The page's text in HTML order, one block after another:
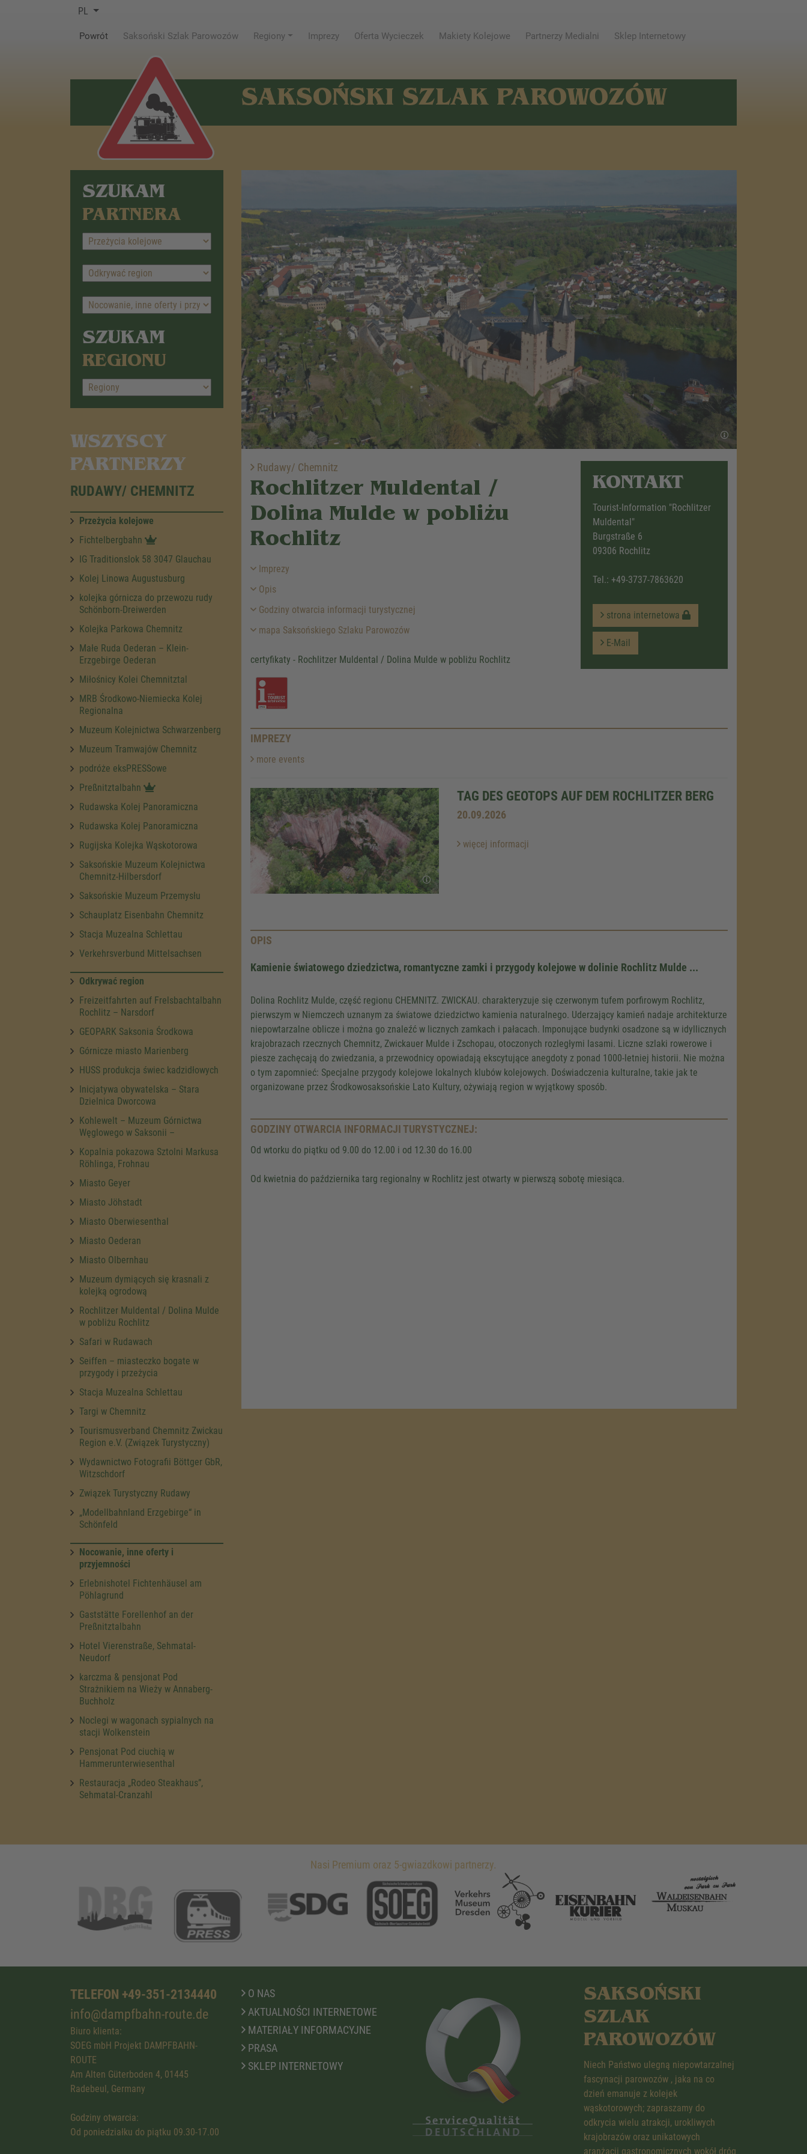
PL
Powrót (current)
Saksoński Szlak Parowozów Regiony Imprezy Oferta Wycieczek Makiety Kolejowe Partnerzy Medialni Sklep Internetowy
SAKSOŃSKI SZLAK PAROWOZÓW
SZUKAM
PARTNERA
SZUKAM
REGIONU
WSZYSCY
PARTNERZY
RUDAWY/ CHEMNITZ
Przeżycia kolejowe
Fichtelbergbahn
IG Traditionslok 58 3047 Glauchau
Kolej Linowa Augustusburg
kolejka górnicza do przewozu rudy
Schönborn-Dreiwerden
Kolejka Parkowa Chemnitz
Małe Ruda Oederan – Klein-
Erzgebirge Oederan
Miłośnicy Kolei Chemnitztal
MRB Środkowo-Niemiecka Kolej
Regionalna
Muzeum Kolejnictwa Schwarzenberg
Muzeum Tramwajów Chemnitz
podróże eksPRESSowe
Preßnitztalbahn
Rudawska Kolej Panoramiczna
Rudawska Kolej Panoramiczna
Rugijska Kolejka Wąskotorowa
Saksońskie Muzeum Kolejnictwa
Chemnitz-Hilbersdorf
Saksońskie Muzeum Przemysłu
Schauplatz Eisenbahn Chemnitz
Stacja Muzealna Schlettau
Verkehrsverbund Mittelsachsen
Odkrywać region
Freizeitfahrten auf Frelsbachtalbahn
Rochlitz – Narsdorf
GEOPARK Saksonia Środkowa
Górnicze miasto Marienberg
HUSS produkcja świec kadzidłowych
Inicjatywa obywatelska – Stara
Dzielnica Dworcowa
Kohlewelt – Muzeum Górnictwa
Węglowego w Saksonii –
Kopalnia pokazowa Sztolni Markusa
Röhlinga, Frohnau
Miasto Geyer
Miasto Jöhstadt
Miasto Oberwiesenthal
Miasto Oederan
Miasto Olbernhau
Muzeum dymiących się krasnali z
kolejką ogrodową
Rochlitzer Muldental / Dolina Mulde
w pobliżu Rochlitz
Safari w Rudawach
Seiffen – miasteczko bogate w
przygody i przeżycia
Stacja Muzealna Schlettau
Targi w Chemnitz
Tourismusverband Chemnitz Zwickau
Region e.V. (Związek Turystyczny)
Wydawnictwo Fotografii Böttger GbR,
Witzschdorf
Związek Turystyczny Rudawy
„Modellbahnland Erzgebirge“ in
Schönfeld
Nocowanie, inne oferty i
przyjemności
Erlebnishotel Fichtenhäusel am
Pöhlagrund
Gaststätte Forellenhof an der
Preßnitztalbahn
Hotel Vierenstraße, Sehmatal-
Neudorf
karczma & pensjonat Pod
Strażnikiem na Wieży w Annaberg-
Buchholz
Noclegi w wagonach sypialnych na
stacji Wolkenstein
Pensjonat Pod ciuchią w
Hammerunterwiesenthal
Restauracja „Rodeo Steakhaus”,
Sehmatal-Cranzahl
Rudawy/ Chemnitz
Rochlitzer Muldental /
Dolina Mulde w pobliżu
Rochlitz
Imprezy
Opis
Godziny otwarcia informacji turystycznej
mapa Saksońskiego Szlaku Parowozów
certyfikaty - Rochlitzer Muldental / Dolina Mulde w pobliżu Rochlitz
KONTAKT
Tourist-Information "Rochlitzer
Muldental"
Burgstraße 6
09306 Rochlitz
Tel.: +49-3737-7863620
strona internetowa
E-Mail
IMPREZY
more events
TAG DES GEOTOPS AUF DEM ROCHLITZER BERG
20.09.2026
więcej informacji
OPIS
Kamienie światowego dziedzictwa, romantyczne zamki i przygody kolejowe w dolinie Rochlitz Mulde ...
Dolina Rochlitz Mulde, część regionu CHEMNITZ. ZWICKAU. charakteryzuje się czerwonym tufem porfirowym Rochlitz,
pierwszym w Niemczech uznanym za światowe dziedzictwo kamienia naturalnego. Uderzający kamień nadaje architekturze
niepowtarzalne oblicze i można go znaleźć w licznych zamkach i pałacach. Imponujące budynki osadzone są w idyllicznych
krajobrazach rzecznych Chemnitz, Zwickauer Mulde i Zschopau, otoczonych rozległymi lasami. Liczne szlaki rowerowe i
piesze zachęcają do zwiedzania, a przewodnicy opowiadają ekscytujące anegdoty z ponad 1000-letniej historii. Nie można
o tym zapomnieć: Specjalne przygody kolejowe lokalnych klubów kolejowych. Doświadczenia kulturalne, takie jak te
organizowane przez Środkowosaksońskie Lato Kultury, ożywiają region w wyjątkowy sposób.
GODZINY OTWARCIA INFORMACJI TURYSTYCZNEJ:
Od wtorku do piątku od 9.00 do 12.00 i od 12.30 do 16.00
Od kwietnia do października targ regionalny w Rochlitz jest otwarty w pierwszą sobotę miesiąca.
Google Maps service!
content that may collect data about your activity.
Please review the details and accept the service
to see this map.
More Information
Accept
Management
Nasi Premium oraz 5-gwiazdkowi partnerzy.
TELEFON +49-351-2134440
info@dampfbahn-route.de
Biuro klienta:
SOEG mbH Projekt DAMPFBAHN-
ROUTE
Am Alten Güterboden 4, 01445
Radebeul, Germany
Godziny otwarcia:
Od poniedziałku do piątku 09.30-17.00
O NAS
AKTUALNOŚCI INTERNETOWE
MATERIAŁY INFORMACYJNE
PRASA
SKLEP INTERNETOWY
SAKSOŃSKI
SZLAK
PAROWOZÓW
Niech Państwo ulegną niepowtarzalnej
fascynacji parowozów , jaka na co
dzień emanuje z kolejek
wąskotorowych; zapraszamy do
odkrycia wielu atrakcji, urokliwych
krajobrazów oraz unikatowych
aranżacji gastronomicznych wokół dróg